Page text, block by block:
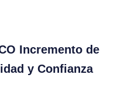
Incremento de
y Confianza